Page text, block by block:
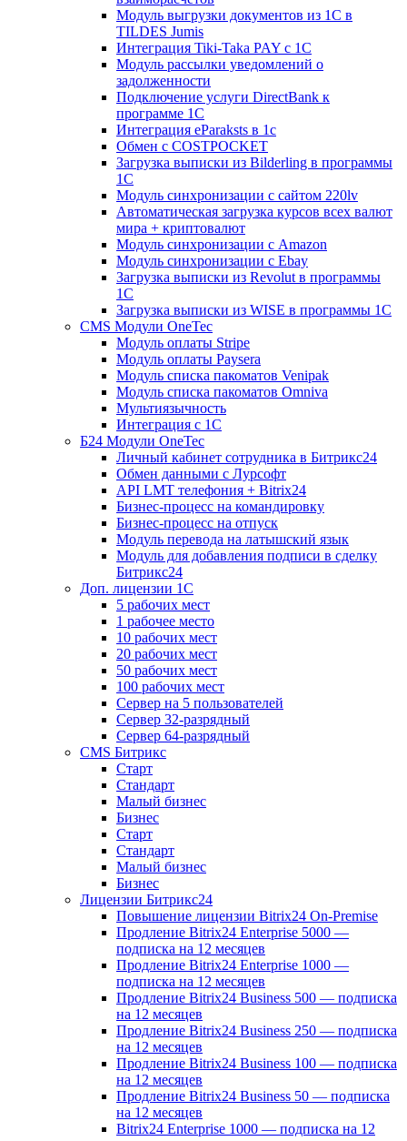
Модуль выгрузки документов из 1С в
TILDES Jumis
Интеграция Tiki-Taka PAY с 1С
Модуль рассылки уведомлений о
задолженности
Подключение услуги DirectBank к
программе 1С
Интеграция eParaksts в 1с
Обмен с COSTPOCKET
Загрузка выписки из Bilderling в программы
1C
Модуль синхронизации с сайтом 220lv
Автоматическая загрузка курсов всех валют
мира + криптовалют
Модуль синхронизации с Amazon
Модуль синхронизации с Ebay
Загрузка выписки из Revolut в программы
1C
Загрузка выписки из WISE в программы 1C
CMS Модули OneTec
Модуль оплаты Stripe
Модуль оплаты Paysera
Модуль списка пакоматов Venipak
Модуль списка пакоматов Omniva
Мультиязычность
Интеграция с 1С
Б24 Модули OneTec
Личный кабинет сотрудника в Битрикс24
Обмен данными с Лурсофт
API LMT телефония + Bitrix24
Бизнес-процесс на командировку
Бизнес-процесс на отпуск
Модуль перевода на латышский язык
Модуль для добавления подписи в сделку
Битрикс24
Доп. лицензии 1С
5 рабочих мест
1 рабочее место
10 рабочих мест
20 рабочих мест
50 рабочих мест
100 рабочих мест
Сервер на 5 пользователей
Сервер 32-разрядный
Сервер 64-разрядный
CMS Битрикс
Старт
Стандарт
Малый бизнес
Бизнес
Старт
Стандарт
Малый бизнес
Бизнес
Лицензии Битрикс24
Повышение лицензии Bitrix24 On-Premise
Продление Bitrix24 Enterprise 5000 —
подписка на 12 месяцев
Продление Bitrix24 Enterprise 1000 —
подписка на 12 месяцев
Продление Bitrix24 Business 500 — подписка
на 12 месяцев
Продление Bitrix24 Business 250 — подписка
на 12 месяцев
Продление Bitrix24 Business 100 — подписка
на 12 месяцев
Продление Bitrix24 Business 50 — подписка
на 12 месяцев
Bitrix24 Enterprise 1000 — подписка на 12